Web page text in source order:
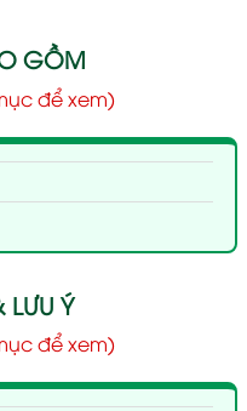
GỒM
để xem)
LƯU Ý
để xem)